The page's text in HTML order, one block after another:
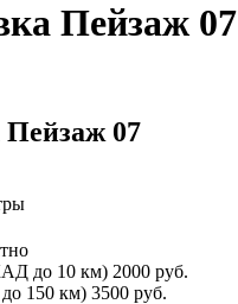
Пейзаж 07
Пейзаж 07
до 10 км) 2000 руб.
150 км) 3500 руб.